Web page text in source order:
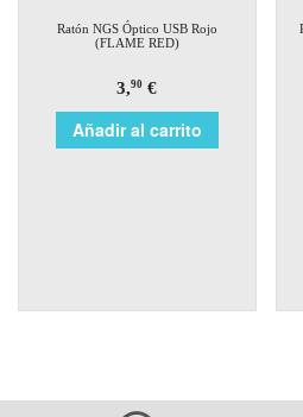
Ratón NGS Óptico USB Rojo
(FLAME RED)
3,90 €
Añadir al carrito